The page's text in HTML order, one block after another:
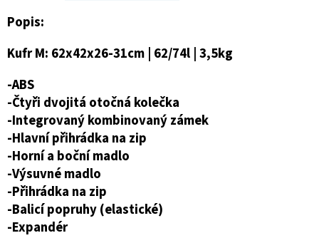
Popis:
Kufr M: 62x42x26-31cm | 62/74l | 3,5kg
-ABS
-Čtyři dvojitá otočná kolečka
-Integrovaný kombinovaný zámek
-Hlavní přihrádka na zip
-Horní a boční madlo
-Výsuvné madlo
-Přihrádka na zip
-Balicí popruhy (elastické)
-Expandér